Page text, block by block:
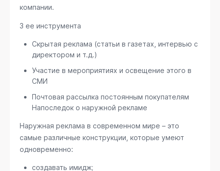
компании.
3 ее инструмента
Скрытая реклама (статьи в газетах, интервью с
директором и т.д.)
Участие в мероприятиях и освещение этого в
СМИ
Почтовая рассылка постоянным покупателям
Напоследок о наружной рекламе
Наружная реклама в современном мире – это
самые различные конструкции, которые умеют
одновременно:
создавать имидж;